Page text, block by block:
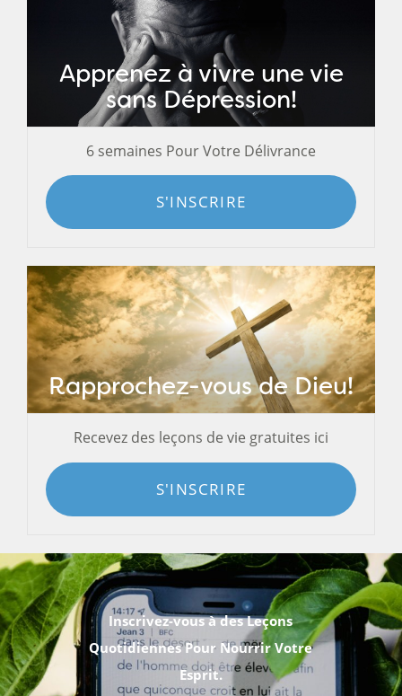
Apprenez à vivre une vie
sans Dépression!
6 semaines Pour Votre Délivrance
S'INSCRIRE
Rapprochez-vous de Dieu!
Recevez des leçons de vie gratuites ici
S'INSCRIRE
Inscrivez-vous à des Leçons
Quotidiennes Pour Nourrir Votre
Esprit.